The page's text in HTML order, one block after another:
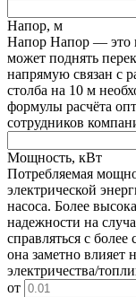
Напор, м
Напор Напор — это
может поднять
напрямую связан с
столба на 10 м
формулы расчёта
сотрудников
Мощность, кВт
Потребляемая
электрической
насоса. Более
надежности на
справляться с
она заметно влияет
электричества/
от